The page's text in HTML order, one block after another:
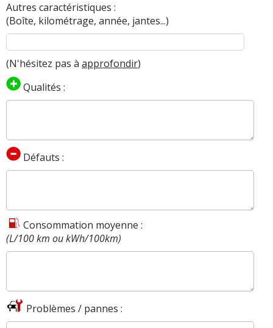
Autres caractéristiques :
(Boîte, kilométrage, année, jantes...)
(N'hésitez pas à approfondir)
Qualités :
Défauts :
Consommation moyenne :
(L/100 km ou kWh/100km)
Problèmes / pannes :